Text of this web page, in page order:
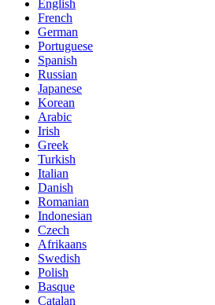
English
French
German
Portuguese
Spanish
Russian
Japanese
Korean
Arabic
Irish
Greek
Turkish
Italian
Danish
Romanian
Indonesian
Czech
Afrikaans
Swedish
Polish
Basque
Catalan